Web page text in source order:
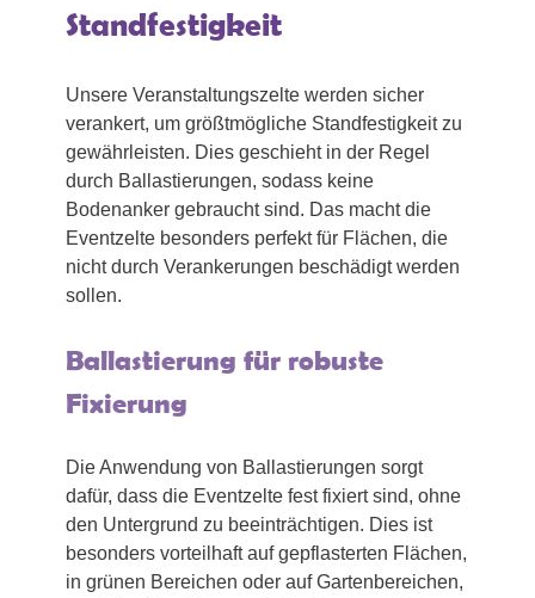
Standfestigkeit
Unsere Veranstaltungszelte werden sicher
verankert, um größtmögliche Standfestigkeit zu
gewährleisten. Dies geschieht in der Regel
durch Ballastierungen, sodass keine
Bodenanker gebraucht sind. Das macht die
Eventzelte besonders perfekt für Flächen, die
nicht durch Verankerungen beschädigt werden
sollen.
Ballastierung für robuste
Fixierung
Die Anwendung von Ballastierungen sorgt
dafür, dass die Eventzelte fest fixiert sind, ohne
den Untergrund zu beeinträchtigen. Dies ist
besonders vorteilhaft auf gepflasterten Flächen,
in grünen Bereichen oder auf Gartenbereichen,